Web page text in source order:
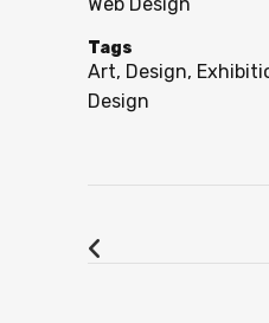
Tags
Art, Design,
Design